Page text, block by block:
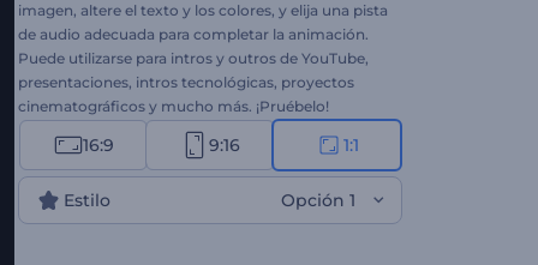
imagen, altere el texto y los colores, y elija una pista
de audio adecuada para completar la animación.
Puede utilizarse para intros y outros de YouTube,
presentaciones, intros tecnológicas, proyectos
cinematográficos y mucho más. ¡Pruébelo!
16:9 9:16 1:1
Estilo Opción 1